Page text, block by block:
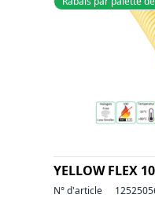
YELLOW FLEX
N° d'article